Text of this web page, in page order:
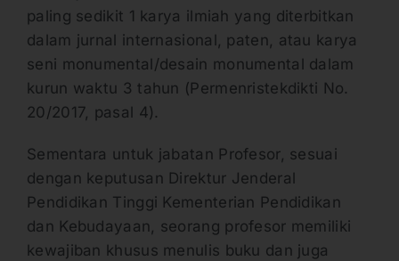
paling sedikit 1 karya ilmiah yang diterbitkan
dalam jurnal internasional, paten, atau karya
seni monumental/desain monumental dalam
kurun waktu 3 tahun (Permenristekdikti No.
20/2017, pasal 4).
Sementara untuk jabatan Profesor, sesuai
dengan keputusan Direktur Jenderal
Pendidikan Tinggi Kementerian Pendidikan
dan Kebudayaan, seorang profesor memiliki
kewajiban khusus menulis buku dan juga